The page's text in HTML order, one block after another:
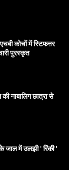
कोचों में स्टिफऩर
पुरस्कृत
नाबालिग छात्रा से
जाल में उलझी ' रिंकी '